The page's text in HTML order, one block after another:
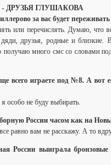
ДРУЗЬЯ ГЛУШАКОВА
за вас будет переживать
или перечислять. Думаю, что
друзья, родные и близкие.
много смс со словами
всего играете под №8. А вот
особо не буду выбирать.
России часом как на
равно вам не расскажу. А то
России выиграла